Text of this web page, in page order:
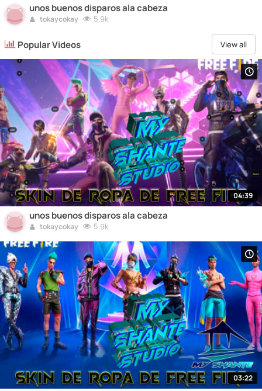
unos buenos disparos ala cabeza
tokaycokay 5.9k
Popular Videos View all
04:39
unos buenos disparos ala cabeza
tokaycokay 5.9k
03:22